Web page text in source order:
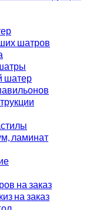
шатров
шатер
ламинат
на заказ
на заказ